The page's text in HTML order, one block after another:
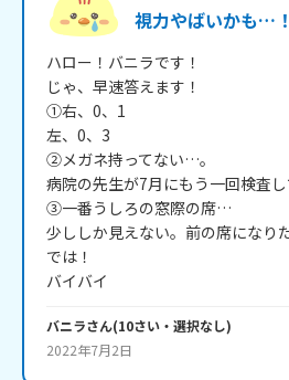
視力やばいかも…
ハロー！バニラです！
じゃ、早速答えます！
①右、0、1
左、0、3
②メガネ持ってない…。
病院の先生が7月にもう一回検査
③一番うしろの窓際の席…
少ししか見えない。前の席になり
では！
バイバイ
バニラさん(10さい・ 選択なし)
2022年7月2日